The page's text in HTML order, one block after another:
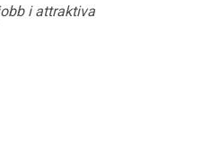
i attraktiva